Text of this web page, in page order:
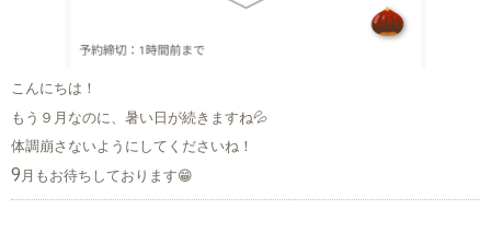
こんにちは！
もう９月なのに、暑い日が続きますね💦
体調崩さないようにしてくださいね！
9月もお待ちしております😁